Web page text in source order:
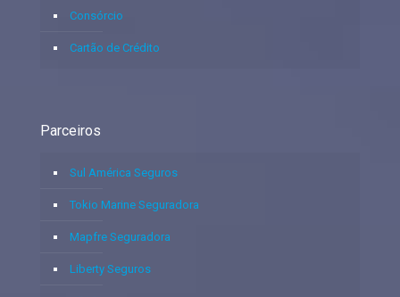
Consórcio
Cartão de Crédito
Parceiros
Sul América Seguros
Tokio Marine Seguradora
Mapfre Seguradora
Liberty Seguros